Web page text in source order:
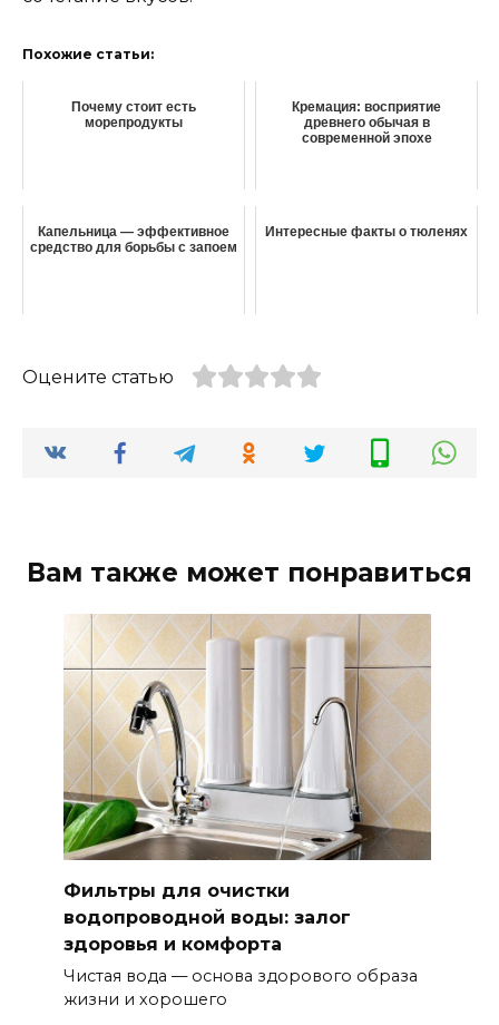
Похожие статьи:
Почему стоит есть
морепродукты
Кремация: восприятие
древнего обычая в
современной эпохе
Капельница — эффективное
средство для борьбы с запоем
Интересные факты о тюленях
Оцените статью
Вам также может понравиться
Фильтры для очистки
водопроводной воды: залог
здоровья и комфорта
Чистая вода — основа здорового образа
жизни и хорошего